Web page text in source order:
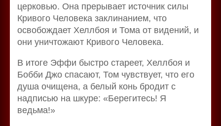
церковью. Она прерывает источник силы
Кривого Человека заклинанием, что
освобождает Хеллбоя и Тома от видений, и
они уничтожают Кривого Человека.
В итоге Эффи быстро стареет, Хеллбоя и
Бобби Джо спасают, Том чувствует, что его
душа очищена, а белый конь бродит с
надписью на шкуре: «Берегитесь! Я
ведьма!»